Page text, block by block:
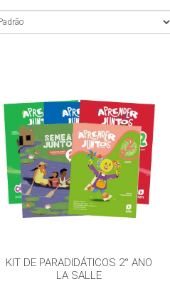
KIT DE PARADIDÁTICOS 2° ANO
LA SALLE